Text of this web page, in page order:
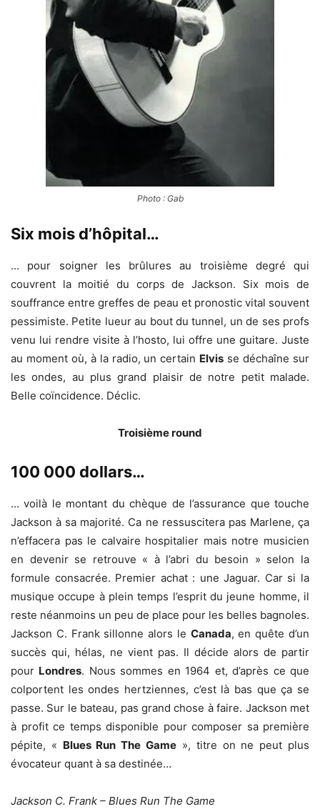
Photo : Gab
Six mois d’hôpital…
… pour soigner les brûlures au troisième degré qui
couvrent la moitié du corps de Jackson. Six mois de
souffrance entre greffes de peau et pronostic vital souvent
pessimiste. Petite lueur au bout du tunnel, un de ses profs
venu lui rendre visite à l’hosto, lui offre une guitare. Juste
au moment où, à la radio, un certain Elvis se déchaîne sur
les ondes, au plus grand plaisir de notre petit malade.
Belle coïncidence. Déclic.
Troisième round
100 000 dollars…
… voilà le montant du chèque de l’assurance que touche
Jackson à sa majorité. Ca ne ressuscitera pas Marlene, ça
n’effacera pas le calvaire hospitalier mais notre musicien
en devenir se retrouve « à l’abri du besoin » selon la
formule consacrée. Premier achat : une Jaguar. Car si la
musique occupe à plein temps l’esprit du jeune homme, il
reste néanmoins un peu de place pour les belles bagnoles.
Jackson C. Frank sillonne alors le Canada, en quête d’un
succès qui, hélas, ne vient pas. Il décide alors de partir
pour Londres. Nous sommes en 1964 et, d’après ce que
colportent les ondes hertziennes, c’est là bas que ça se
passe. Sur le bateau, pas grand chose à faire. Jackson met
à profit ce temps disponible pour composer sa première
pépite, « Blues Run The Game », titre on ne peut plus
évocateur quant à sa destinée…
Jackson C. Frank – Blues Run The Game